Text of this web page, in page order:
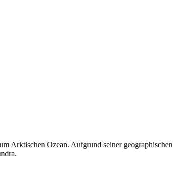
Arktischen Ozean. Aufgrund seiner